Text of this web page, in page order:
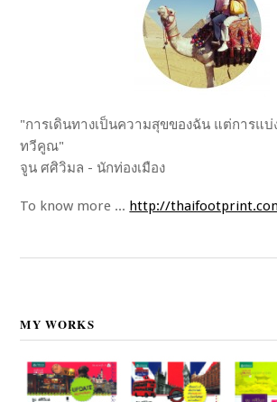
"การเดินทางเป็นความสุขของฉัน แต่การแ
ทวีคูณ"
จูน ศศิวิมล - นักท่องเมือง
To know more ... http://
MY WORKS